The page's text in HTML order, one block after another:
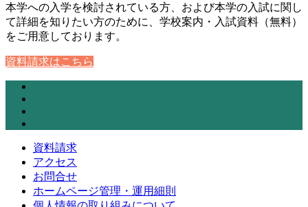
本学への入学を検討されている方、および本学の入試に関し
て詳細を知りたい方のために、学校案内・入試資料（無料）
をご用意しております。
資料請求はこちら
資料請求
アクセス
お問合せ
ホームページ管理・運用細則